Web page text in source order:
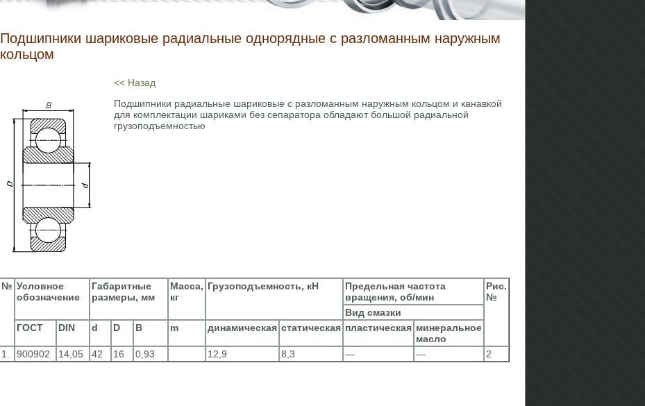
Подшипники шариковые радиальные однорядные с разломанным наружным
кольцом
<< Назад
Подшипники радиальные шариковые с разломанным наружным кольцом и канавкой
для комплектации шариками без сепаратора обладают большой радиальной
грузоподъемностью
№ Условное
обозначение
Габаритные
размеры, мм
Масса,
кг
Грузоподъемность, кН
Предельная частота
вращения, об/мин
Рис.
№
Вид смазки
ГОСТ
DIN d D B m динамическая статическая пластическая минеральное
масло
1.
900902 14,05 42 16 0,93 12,9 8,3 — — 2